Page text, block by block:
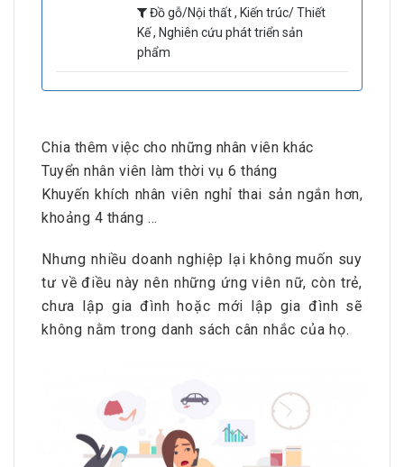
Đồ gỗ/Nội thất , Kiến trúc/ Thiết
Kế , Nghiên cứu phát triển sản
phẩm
Chia thêm việc cho những nhân viên khác
Tuyển nhân viên làm thời vụ 6 tháng
Khuyến khích nhân viên nghỉ thai sản ngắn hơn,
khoảng 4 tháng …
Nhưng nhiều doanh nghiệp lại không muốn suy
tư về điều này nên những ứng viên nữ, còn trẻ,
chưa lập gia đình hoặc mới lập gia đình sẽ
không nằm trong danh sách cân nhắc của họ.